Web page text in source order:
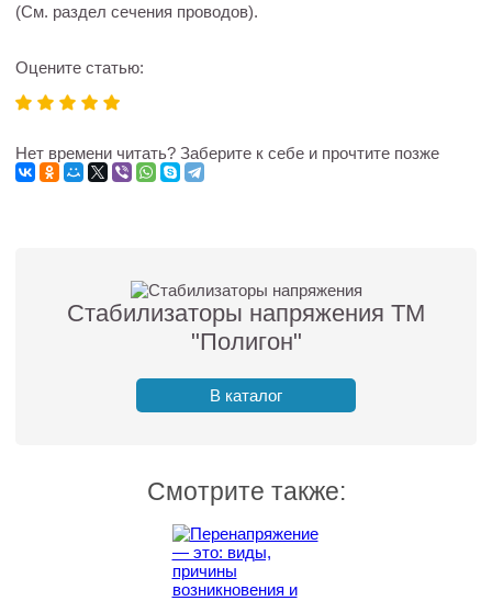
(См. раздел сечения проводов).
Оцените статью:
Нет времени читать? Заберите к себе и прочтите позже
Стабилизаторы напряжения ТМ
"Полигон"
В каталог
Смотрите также: